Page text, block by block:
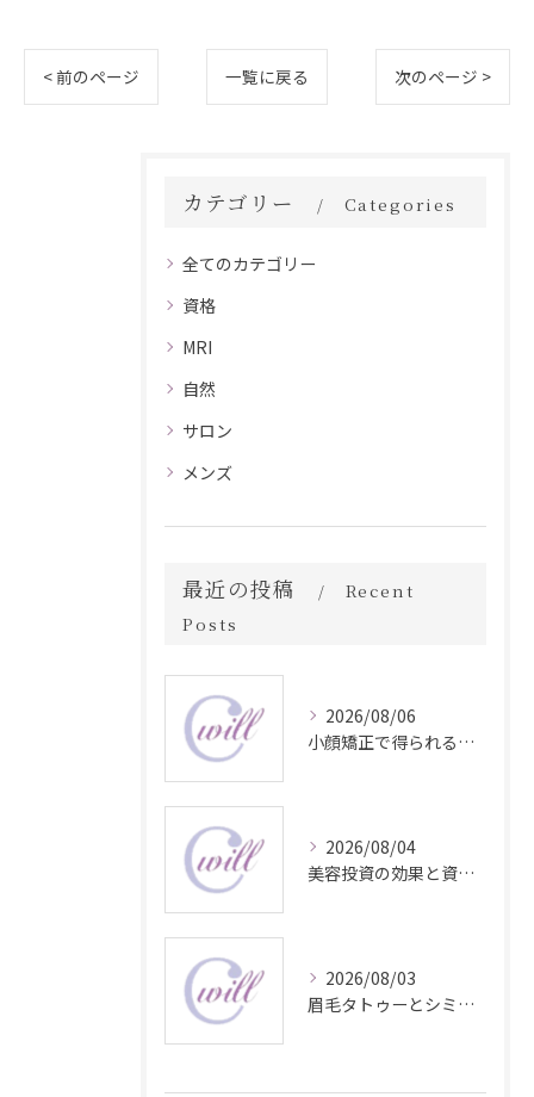
< 前のページ 一覧に戻る 次のページ >
カテゴリー Categories
全てのカテゴリー
資格
MRI
自然
サロン
メンズ
最近の投稿
Recent
Posts
2026/08/06
小顔矯正で得られる顔変化の科学的効果
2026/08/04
美容投資の効果と資産価値の解説
2026/08/03
眉毛タトゥーとシミ予防に効く食材解説